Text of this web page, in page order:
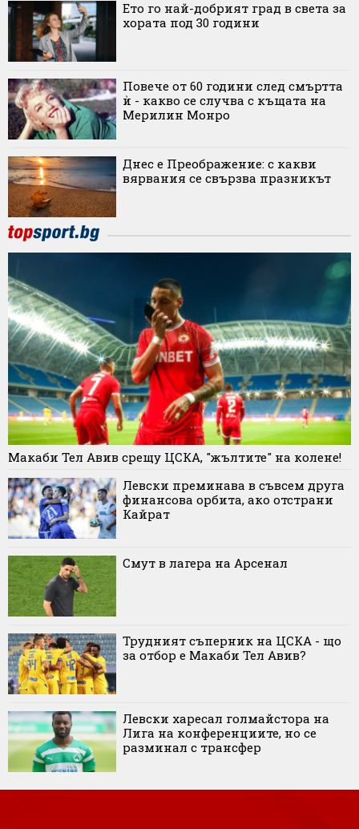
Ето го най-добрият град в света за
хората под 30 години
Повече от 60 години след смъртта
ѝ - какво се случва с къщата на
Мерилин Монро
Днес е Преображение: с какви
вярвания се свързва празникът
Макаби Тел Авив срещу ЦСКА, "жълтите" на колене!
Левски преминава в съвсем друга
финансова орбита, ако отстрани
Кайрат
Смут в лагера на Арсенал
Трудният съперник на ЦСКА - що
за отбор е Макаби Тел Авив?
Левски харесал голмайстора на
Лига на конференциите, но се
разминал с трансфер